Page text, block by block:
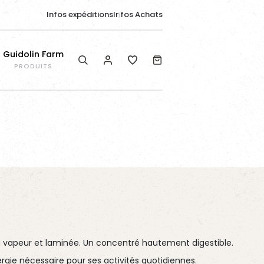
Infos expéditionsInfos Achats
Guidolin Farm
PRODUITS
vapeur et laminée. Un concentré hautement digestible.
nécessaire pour ses activités quotidiennes.